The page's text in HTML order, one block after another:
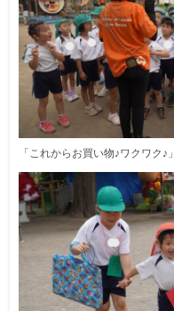
「これからお買い物♪ワクワク♪」